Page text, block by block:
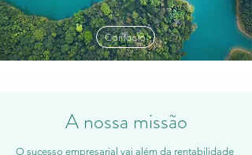
Contacto
A nossa missão
O sucesso empresarial vai além da rentabilidade